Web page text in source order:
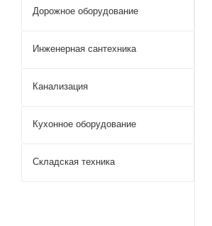
Дорожное оборудование
Инженерная сантехника
Канализация
Кухонное оборудование
Складская техника